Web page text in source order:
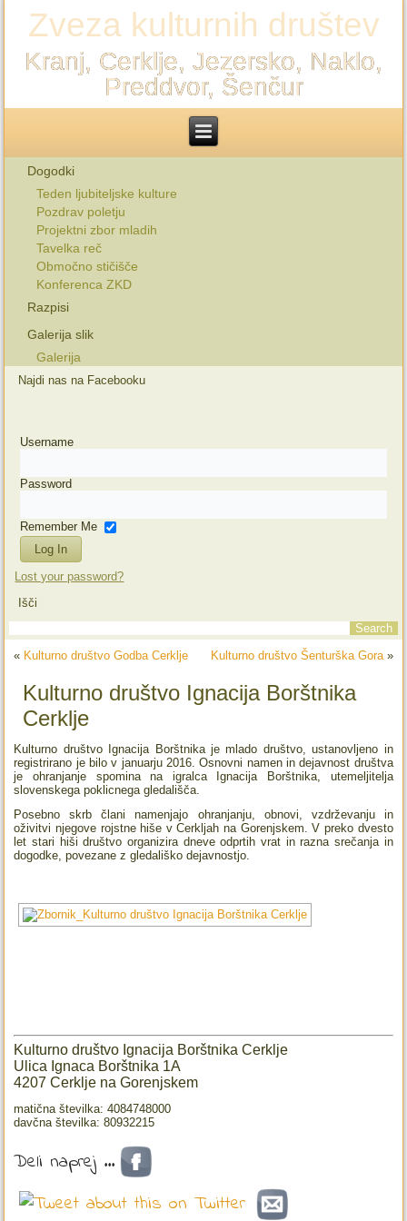
Zveza kulturnih društev
Kranj, Cerklje, Jezersko, Naklo,
Preddvor, Šenčur
Dogodki
Teden ljubiteljske kulture
Pozdrav poletju
Projektni zbor mladih
Tavelka reč
Območno stičišče
Konferenca ZKD
Razpisi
Galerija slik
Galerija
Najdi nas na Facebooku
Username
Password
Remember Me
Lost your password?
Išči
« Kulturno društvo Godba Cerklje Kulturno društvo Šenturška Gora»
Kulturno društvo Ignacija Borštnika
Cerklje
Kulturno društvo Ignacija Borštnika je mlado društvo, ustanovljeno in
registrirano je bilo v januarju 2016. Osnovni namen in dejavnost društva
je ohranjanje spomina na igralca Ignacija Borštnika, utemeljitelja
slovenskega poklicnega gledališča.
Posebno skrb člani namenjajo ohranjanju, obnovi, vzdrževanju in
oživitvi njegove rojstne hiše v Cerkljah na Gorenjskem. V preko dvesto
let stari hiši društvo organizira dneve odprtih vrat in razna srečanja in
dogodke, povezane z gledališko dejavnostjo.
Kulturno društvo Ignacija Borštnika Cerklje
Ulica Ignaca Borštnika 1A
4207 Cerklje na Gorenjskem
matična številka: 4084748000
davčna številka: 80932215
Deli naprej ...